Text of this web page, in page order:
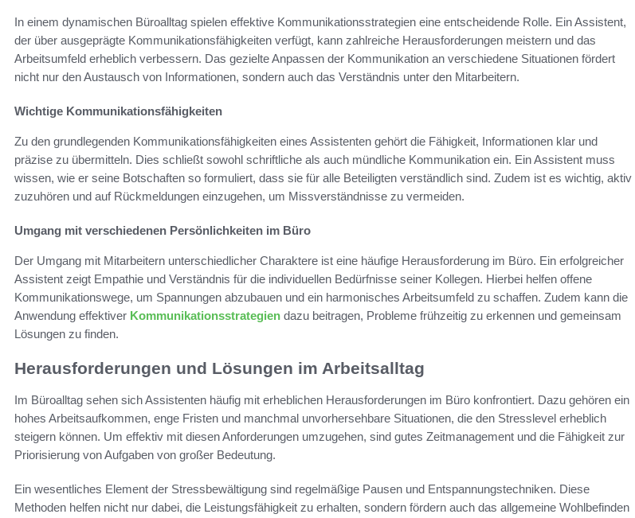
In einem dynamischen Büroalltag spielen effektive Kommunikationsstrategien eine entscheidende Rolle. Ein Assistent,
der über ausgeprägte Kommunikationsfähigkeiten verfügt, kann zahlreiche Herausforderungen meistern und das
Arbeitsumfeld erheblich verbessern. Das gezielte Anpassen der Kommunikation an verschiedene Situationen fördert
nicht nur den Austausch von Informationen, sondern auch das Verständnis unter den Mitarbeitern.
Wichtige Kommunikationsfähigkeiten
Zu den grundlegenden Kommunikationsfähigkeiten eines Assistenten gehört die Fähigkeit, Informationen klar und
präzise zu übermitteln. Dies schließt sowohl schriftliche als auch mündliche Kommunikation ein. Ein Assistent muss
wissen, wie er seine Botschaften so formuliert, dass sie für alle Beteiligten verständlich sind. Zudem ist es wichtig, aktiv
zuzuhören und auf Rückmeldungen einzugehen, um Missverständnisse zu vermeiden.
Umgang mit verschiedenen Persönlichkeiten im Büro
Der Umgang mit Mitarbeitern unterschiedlicher Charaktere ist eine häufige Herausforderung im Büro. Ein erfolgreicher
Assistent zeigt Empathie und Verständnis für die individuellen Bedürfnisse seiner Kollegen. Hierbei helfen offene
Kommunikationswege, um Spannungen abzubauen und ein harmonisches Arbeitsumfeld zu schaffen. Zudem kann die
Anwendung effektiver Kommunikationsstrategien dazu beitragen, Probleme frühzeitig zu erkennen und gemeinsam
Lösungen zu finden.
Herausforderungen und Lösungen im Arbeitsalltag
Im Büroalltag sehen sich Assistenten häufig mit erheblichen Herausforderungen im Büro konfrontiert. Dazu gehören ein
hohes Arbeitsaufkommen, enge Fristen und manchmal unvorhersehbare Situationen, die den Stresslevel erheblich
steigern können. Um effektiv mit diesen Anforderungen umzugehen, sind gutes Zeitmanagement und die Fähigkeit zur
Priorisierung von Aufgaben von großer Bedeutung.
Ein wesentliches Element der Stressbewältigung sind regelmäßige Pausen und Entspannungstechniken. Diese
Methoden helfen nicht nur dabei, die Leistungsfähigkeit zu erhalten, sondern fördern auch das allgemeine Wohlbefinden